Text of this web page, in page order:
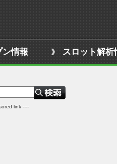
ン情報 スロット解析
link ----